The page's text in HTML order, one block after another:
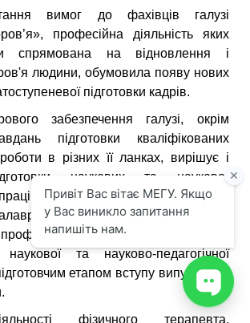
вимог до фахівців галузі
професійна діяльність яких
спрямована на відновлення і
людини, обумовила появу нових
підготовки кадрів.
забезпечення галузі, окрім
підготовки кваліфікованих
в різних її ланках, вирішує і
наукових та науково-
Впровадження освітніх
і «магістр» підвищує
відбору тих, хто має
та науково-педагогічної
етапом вступу випускників
фізичного терапевта,